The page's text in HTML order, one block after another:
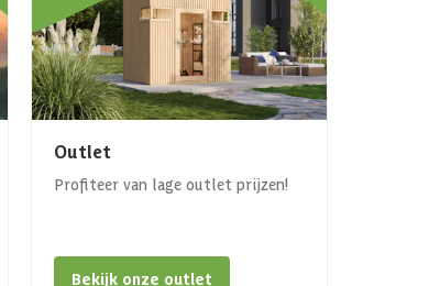
Outlet
Profiteer van lage outlet prijzen!
Bekijk onze outlet